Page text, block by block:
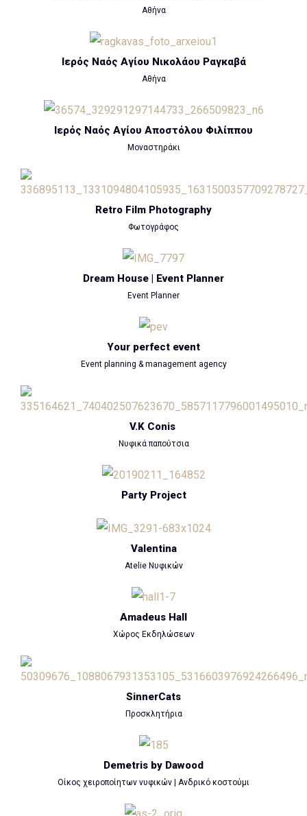
Αθήνα
Ιερός Ναός Αγίου Νικολάου Ραγκαβά
Αθήνα
Ιερός Ναός Αγίου Αποστόλου Φιλίππου
Μοναστηράκι
Retro Film Photography
Φωτογράφος
Dream House | Event Planner
Event Planner
Your perfect event
Event planning & management agency
V.K Conis
Νυφικά παπούτσια
Party Project
Valentina
Atelie Νυφικών
Amadeus Hall
Χώρος Εκδηλώσεων
SinnerCats
Προσκλητήρια
Demetris by Dawood
Οίκος χειροποίητων νυφικών | Ανδρικό κοστούμι